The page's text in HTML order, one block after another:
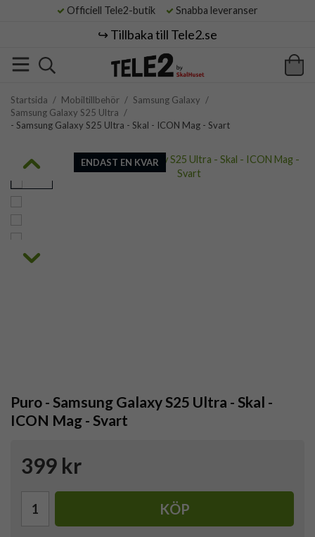
Officiell Tele2-butik Snabba leveranser
↪️ Tillbaka till Tele2.se
Startsida / Mobiltillbehör / Samsung Galaxy /
Samsung Galaxy S25 Ultra /
- Samsung Galaxy S25 Ultra - Skal - ICON Mag - Svart
ENDAST EN KVAR
Puro - Samsung Galaxy S25 Ultra - Skal -
ICON Mag - Svart
399 kr
KÖP